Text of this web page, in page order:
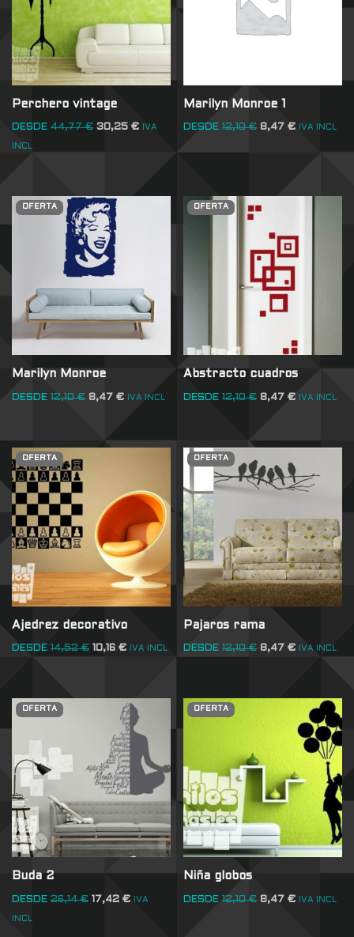
Perchero vintage
DESDE 44,77€ 30,25 € IVA
INCL
Marilyn Monroe 1
DESDE 12,10€ 8,47€ IVA INCL
OFERTA
Marilyn Monroe
DESDE 12,10€ 8,47 € IVA INCL
OFERTA
Abstracto cuadros
DESDE 12,10€ 8,47€ IVA INCL
OFERTA
Ajedrez decorativo
DESDE 14,52€ 10,16 € IVA INCL
OFERTA
Pajaros rama
DESDE 12,10€ 8,47€ IVA INCL
OFERTA
Buda 2
DESDE 26,14€ 17,42 € IVA
INCL
OFERTA
Niña globos
DESDE 12,10€ 8,47€ IVA INCL